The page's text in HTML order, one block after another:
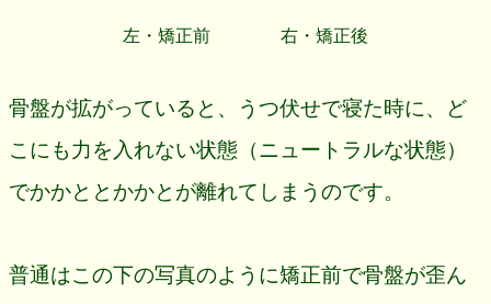
左・矯正前 右・矯正後
骨盤が拡がっていると、うつ伏せで寝た時に、ど
こにも力を入れない状態（ニュートラルな状態）
でかかととかかとが離れてしまうのです。
普通はこの下の写真のように矯正前で骨盤が歪ん